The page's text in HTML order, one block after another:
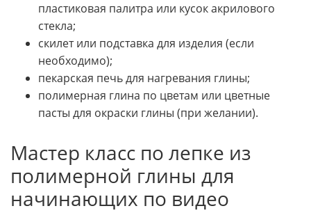
пластиковая палитра или кусок акрилового
стекла;
скилет или подставка для изделия (если
необходимо);
пекарская печь для нагревания глины;
полимерная глина по цветам или цветные
пасты для окраски глины (при желании).
Мастер класс по лепке из
полимерной глины для
начинающих по видео